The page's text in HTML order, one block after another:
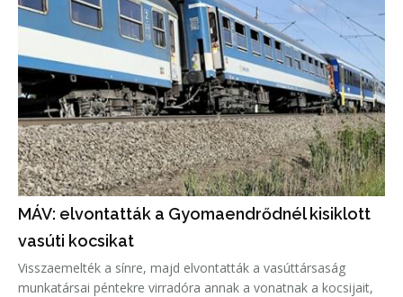
MÁV: elvontatták a Gyomaendrődnél kisiklott
vasúti kocsikat
Visszaemelték a sínre, majd elvontatták a vasúttársaság
munkatársai péntekre virradóra annak a vonatnak a kocsijait,